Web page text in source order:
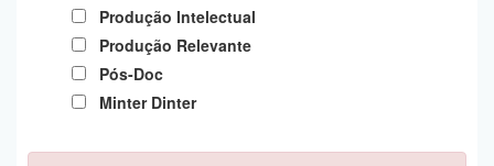
Produção Intelectual
Produção Relevante
Pós-Doc
Minter Dinter